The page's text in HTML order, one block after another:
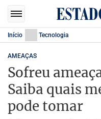
Início Tecnologia
AMEAÇAS
Sofreu
Saiba quais
pode tomar